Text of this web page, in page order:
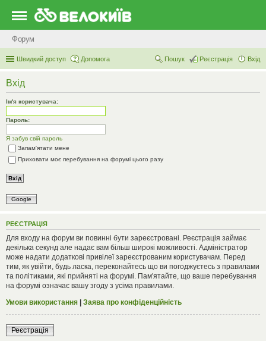
Форум
Швидкий доступ Допомога Вхід
Реєстрація
Пошук
Вхід
Ім'я користувача:
Пароль:
Я забув свій пароль
Запам'ятати мене
Приховати моє перебування на форумі цього разу
Google
РЕЄСТРАЦІЯ
Для входу на форум ви повинні бути зареєстровані. Реєстрація займає
декілька секунд але надає вам більш широкі можливості. Адміністратор
може надати додаткові привілеї зареєстрованим користувачам. Перед
тим, як увійти, будь ласка, переконайтесь що ви погоджуєтесь з правилами
та політиками, які прийняті на форумі. Пам'ятайте, що ваше перебування
на форумі означає вашу згоду з усіма правилами.
Умови використання | Заява про конфіденційність
Реєстрація